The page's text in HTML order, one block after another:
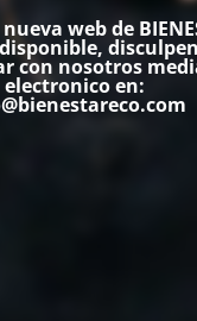
web de
disculpen
con nosotros
electronico en: